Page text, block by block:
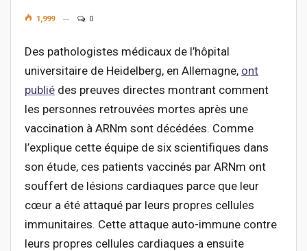
1,999 0
Des pathologistes médicaux de l’hôpital
universitaire de Heidelberg, en Allemagne, ont
publié des preuves directes montrant comment
les personnes retrouvées mortes après une
vaccination à ARNm sont décédées. Comme
l’explique cette équipe de six scientifiques dans
son étude, ces patients vaccinés par ARNm ont
souffert de lésions cardiaques parce que leur
cœur a été attaqué par leurs propres cellules
immunitaires. Cette attaque auto-immune contre
leurs propres cellules cardiaques a ensuite